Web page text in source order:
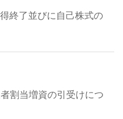
終了並びに自己株式の
割当増資の引受けにつ